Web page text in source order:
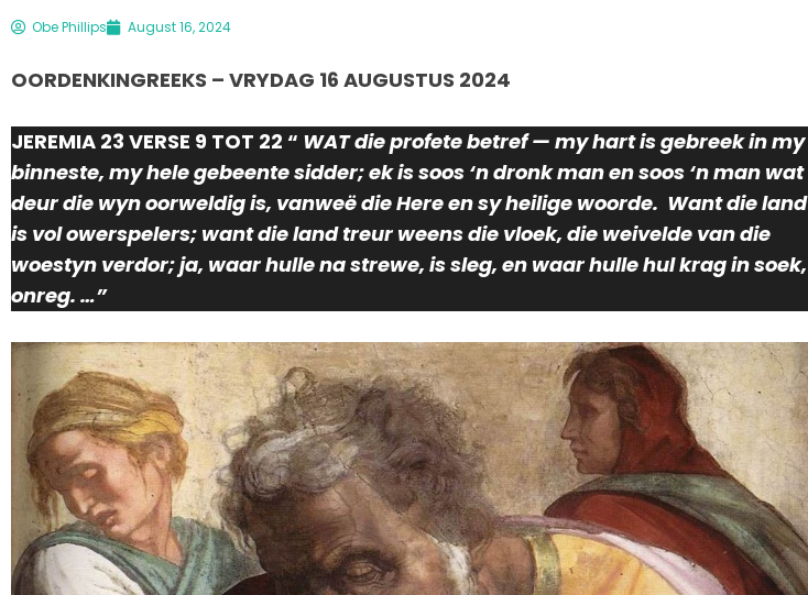
Obe Phillips August 16, 2024
OORDENKINGREEKS – VRYDAG 16 AUGUSTUS 2024
JEREMIA 23 VERSE 9 TOT 22 “ WAT die profete betref — my hart is gebreek in my
binneste, my hele gebeente sidder; ek is soos ‘n dronk man en soos ‘n man wat
deur die wyn oorweldig is, vanweë die Here en sy heilige woorde. Want die land
is vol owerspelers; want die land treur weens die vloek, die weivelde van die
woestyn verdor; ja, waar hulle na strewe, is sleg, en waar hulle hul krag in soek,
onreg. …”